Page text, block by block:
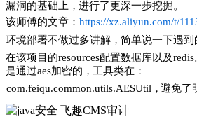
漏洞的基础上 ， 进行了更深一步挖掘。
该师傅的文章 ： https://xz.aliyun.com/t/
环境部署不做过多讲解 ， 简单说一下遇到
在该项目的resources配置数据库以及redis
是通过aes加密的 ，工具类在 ：
com.feiqu.common.utils.AESUtil ，避免了